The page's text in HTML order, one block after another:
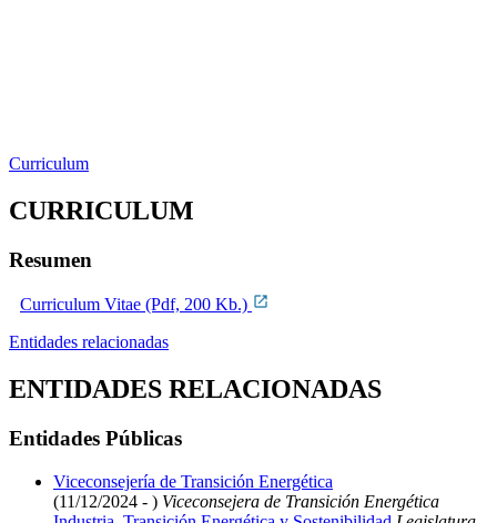
Curriculum
CURRICULUM
Resumen
Curriculum Vitae (Pdf, 200 Kb.)
Entidades relacionadas
ENTIDADES RELACIONADAS
Entidades Públicas
Viceconsejería de Transición Energética
(11/12/2024 - ) Viceconsejera de Transición Energética